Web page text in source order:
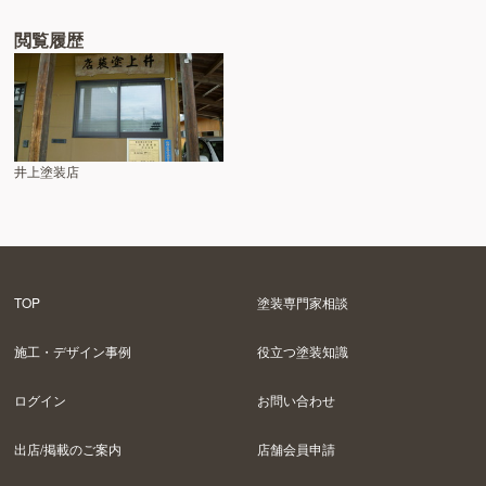
閲覧履歴
井上塗装店
TOP 塗装専門家相談
施工・デザイン事例 役立つ塗装知識
ログイン お問い合わせ
出店/掲載のご案内 店舗会員申請